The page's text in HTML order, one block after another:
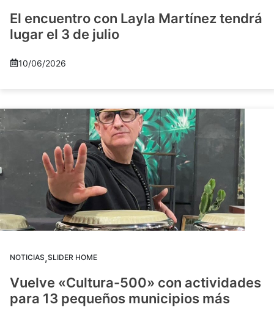
El encuentro con Layla Martínez tendrá
lugar el 3 de julio
10/06/2026
NOTICIAS,SLIDER HOME
Vuelve «Cultura-500» con actividades
para 13 pequeños municipios más